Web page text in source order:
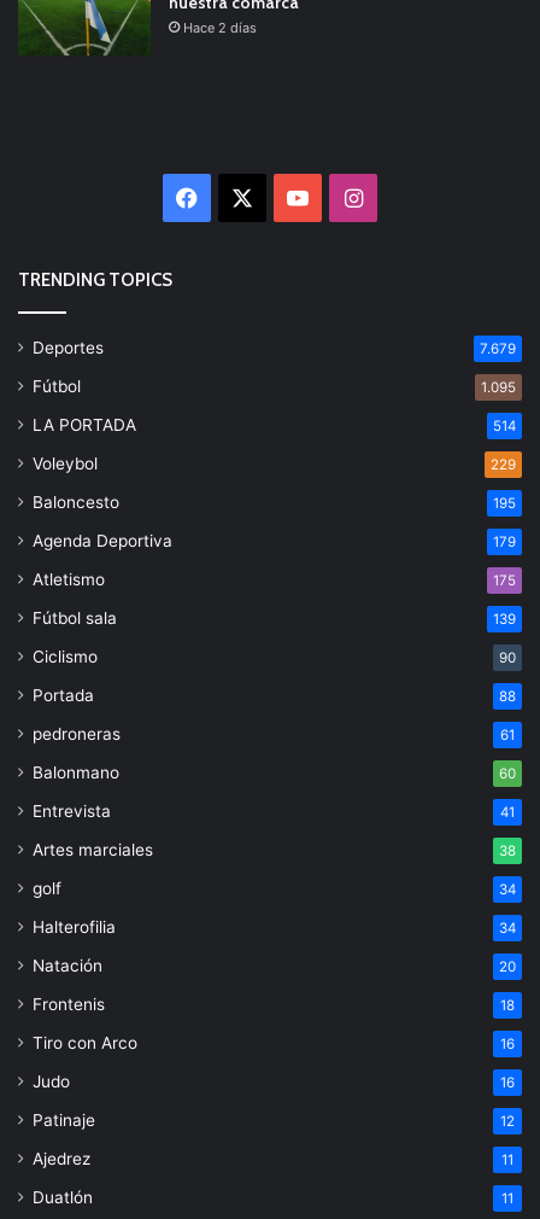
Hace 2 días
Facebook YouTubeInstagram
TRENDING TOPICS
Deportes 7.679
Fútbol 1.095
LA PORTADA 514
Voleybol 229
Baloncesto 195
Agenda Deportiva 179
Atletismo 175
Fútbol sala 139
Ciclismo 90
Portada 88
pedroneras 61
Balonmano 60
Entrevista 41
Artes marciales 38
golf 34
Halterofilia 34
Natación 20
Frontenis 18
Tiro con Arco 16
Judo 16
Patinaje 12
Ajedrez 11
Duatlón 11